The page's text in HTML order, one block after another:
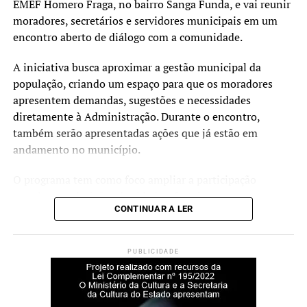
implementando para
qualificar cada vez mais os
serviços oferecidos aos
canoenses”, afirmou o
prefeito Airton Souza.
Segundo o secretário de Transparência, Controladoria e
base de informações que será utilizada para qualificar o
atendimento prestado à população.
A fase experimental será utilizada para avaliar o
comportamento dos usuários, identificar oportunidades
de melhoria e aperfeiçoar a ferramenta antes da
ampliação das funcionalidades. A expectativa da
EMEF Homero Fraga, no bairro Sanga Funda, e vai reunir
moradores, secretários e servidores municipais em um
encontro aberto de diálogo com a comunidade.
A iniciativa busca aproximar a gestão municipal da
população, criando um espaço para que os moradores
apresentem demandas, sugestões e necessidades
diretamente à Administração. Durante o encontro,
também serão apresentadas ações que já estão em
andamento no município.
popular nas decisões da cidade e fortalecer o
planejamento de ações e investimentos nos bairros, a
O prefeito Rodrigo Battistella destaca que o Prefeitura
em Movimento é uma importante ferramenta de
aproximação entre a gestão municipal e a população.
CONTINUAR A LER
PUBLICIDADE